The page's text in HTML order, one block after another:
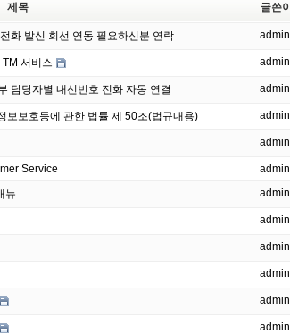
제목 글쓴이
화 발신 회선 연동 필요하신분 연락 admin
서비스 admin
템 내부 담당자별 내선번호 전화 자동 연결 admin
용촉진 및 정보보호등에 관한 법률 제 50조(법규내용) admin
admin
Service admin
뉴 admin
admin
admin
admin
admin
admin